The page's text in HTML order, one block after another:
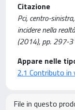
Citazione
Pci, centro-
incidere nella
(2014), pp. 297-
Appare nelle
2.1 Contributo in
File in questo